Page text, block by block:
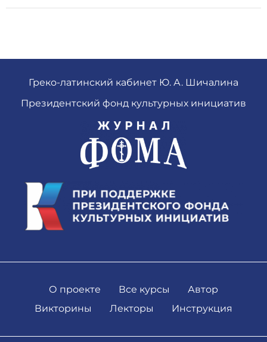
Греко-латинский кабинет Ю. А. Шичалина
Президентский фонд культурных инициатив
О проекте Все курсы
Автор
Викторины
Лекторы Инструкция